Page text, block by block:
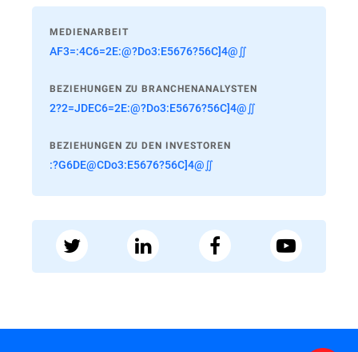
MEDIENARBEIT
AF3=:4C6=2E:@?Do3:E5676?56C]4@∬
BEZIEHUNGEN ZU BRANCHENANALYSTEN
2?2=JDEC6=2E:@?Do3:E5676?56C]4@∬
BEZIEHUNGEN ZU DEN INVESTOREN
:?G6DE@CDo3:E5676?56C]4@∬